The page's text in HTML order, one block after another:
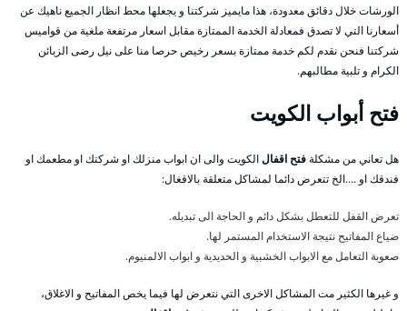
الورشات خلال دقائق معدودة، هذا مايميز شركتنا و يجعلها محط انظار الجميع ناهيك عن
أسعارنا التي لا تصدق فمعادلة الخدمة الممتازة مقابل اسعار مرتفعة ملغية من قواميس
شركتنا فنحن نقدم لكم خدمة ممتازة بسعر رخيص حرصا منا على نيل رضى الزبائن
الكرام و تلبية مطالبهم.
فتح أبواب الكويت
هل تعاني من مشكلةفتح اقفالالكويت والى ان ابواب منزلك او شركتك او مطعمك او
فندقك او ….الخ تتعرض دائما لمشاكل متعلقة بالاقغال:
تعرض القفل للتعطل بشكل دائم و الحاجة الى تبديله.
ضياع المفاتيح نتيجة الاستخدام المستمر لها.
صعوبة التعامل مع الابواب الخشبية و الحديدية و ابواب الالمنيوم.
و غيرها الكثير مت المشاكل الاخرى التي نتعرض لها فيما يخص المفاتيح و الاغلاق،